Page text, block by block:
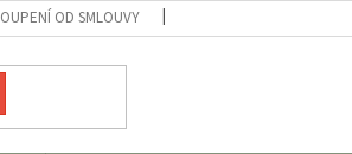
OD SMLOUVY